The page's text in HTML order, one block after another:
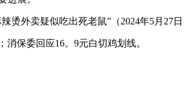
外卖疑似吃出死老鼠”（2024年5月27
保委回应16。9元白切鸡划线。